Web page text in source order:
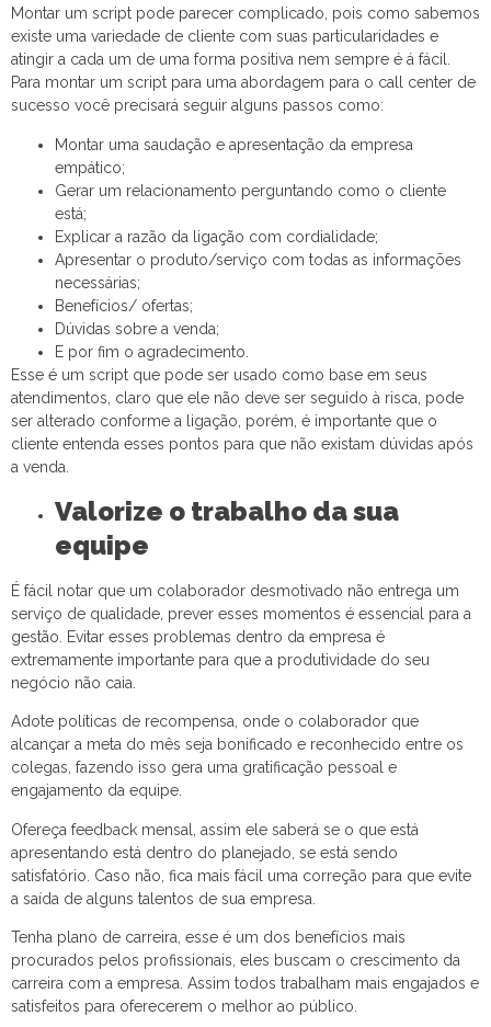
Montar um script pode parecer complicado, pois como sabemos
existe uma variedade de cliente com suas particularidades e
atingir a cada um de uma forma positiva nem sempre é á fácil.
Para montar um script para uma abordagem para o call center de
sucesso você precisará seguir alguns passos como:
Montar uma saudação e apresentação da empresa
empático;
Gerar um relacionamento perguntando como o cliente
está;
Explicar a razão da ligação com cordialidade;
Apresentar o produto/serviço com todas as informações
necessárias;
Benefícios/ ofertas;
Dúvidas sobre a venda;
E por fim o agradecimento.
Esse é um script que pode ser usado como base em seus
atendimentos, claro que ele não deve ser seguido à risca, pode
ser alterado conforme a ligação, porém, é importante que o
cliente entenda esses pontos para que não existam dúvidas após
a venda.
Valorize o trabalho da sua
equipe
É fácil notar que um colaborador desmotivado não entrega um
serviço de qualidade, prever esses momentos é essencial para a
gestão. Evitar esses problemas dentro da empresa é
extremamente importante para que a produtividade do seu
negócio não caia.
Adote políticas de recompensa, onde o colaborador que
alcançar a meta do mês seja bonificado e reconhecido entre os
colegas, fazendo isso gera uma gratificação pessoal e
engajamento da equipe.
Ofereça feedback mensal, assim ele saberá se o que está
apresentando está dentro do planejado, se está sendo
satisfatório. Caso não, fica mais fácil uma correção para que evite
a saída de alguns talentos de sua empresa.
Tenha plano de carreira, esse é um dos benefícios mais
procurados pelos profissionais, eles buscam o crescimento da
carreira com a empresa. Assim todos trabalham mais engajados e
satisfeitos para oferecerem o melhor ao público.